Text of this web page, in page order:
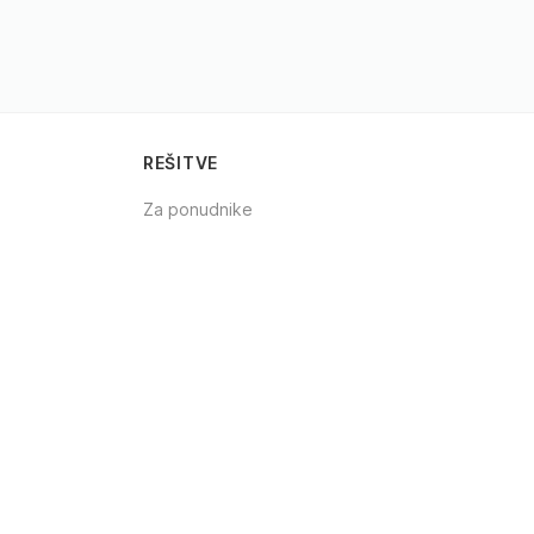
REŠITVE
Za ponudnike